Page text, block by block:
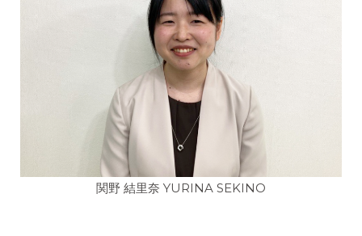
関野 結里奈 YURINA SEKINO